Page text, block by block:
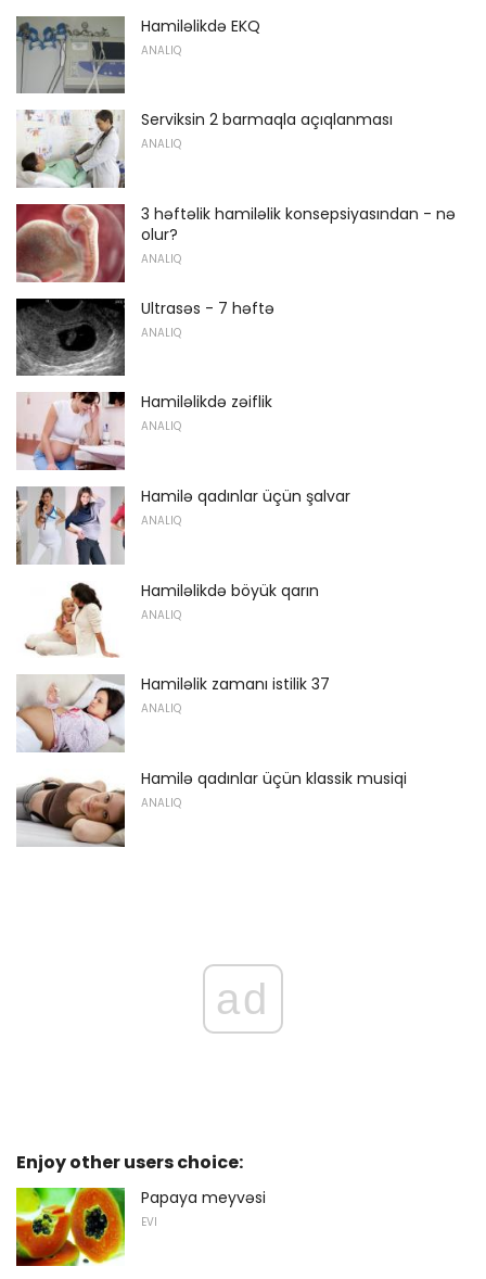
Hamiləlikdə EKQ
ANALIQ
Serviksin 2 barmaqla açıqlanması
ANALIQ
3 həftəlik hamiləlik konsepsiyasından - nə
olur?
ANALIQ
Ultrasəs - 7 həftə
ANALIQ
Hamiləlikdə zəiflik
ANALIQ
Hamilə qadınlar üçün şalvar
ANALIQ
Hamiləlikdə böyük qarın
ANALIQ
Hamiləlik zamanı istilik 37
ANALIQ
Hamilə qadınlar üçün klassik musiqi
ANALIQ
ad
Enjoy other users choice:
Papaya meyvəsi
EVI